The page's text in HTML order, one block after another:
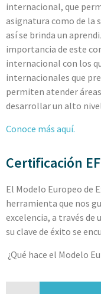
internacional, que
asignatura como de la
así se brinda un
importancia de este
internacional con los
internacionales que
permiten atender
desarrollar un alto
Conoce más aquí.
Certificación
El Modelo Europeo de
herramienta que nos
excelencia, a través de
su clave de éxito se
¿Qué hace el Modelo